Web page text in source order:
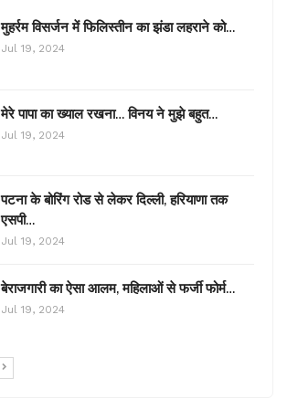
मुहर्रम विसर्जन में फिलिस्तीन का झंडा लहराने को…
Jul 19, 2024
मेरे पापा का ख्याल रखना… विनय ने मुझे बहुत…
Jul 19, 2024
पटना के बोरिंग रोड से लेकर दिल्ली, हरियाणा तक
एसपी…
Jul 19, 2024
बेराजगारी का ऐसा आलम, महिलाओं से फर्जी फोर्म…
Jul 19, 2024